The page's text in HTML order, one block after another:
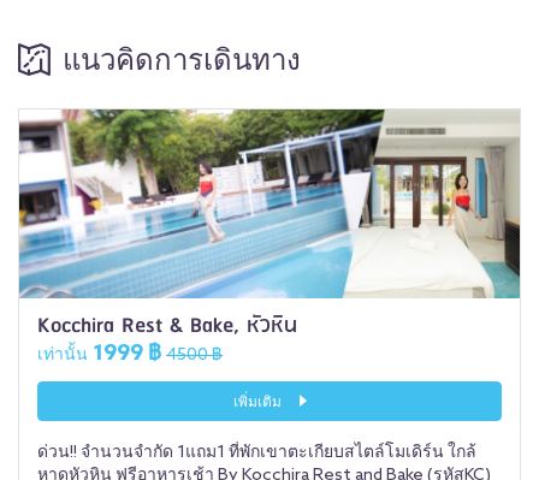
แนวคิดการเดินทาง
Kocchira Rest & Bake, หัวหิน
เท่านั้น 1999 ฿ 4500 ฿
เพิ่มเติม
ด่วน!! จำนวนจำกัด 1แถม1 ที่พักเขาตะเกียบสไตล์โมเดิร์น ใกล้
หาดหัวหิน ฟรีอาหารเช้า By Kocchira Rest and Bake (รหัสKC)